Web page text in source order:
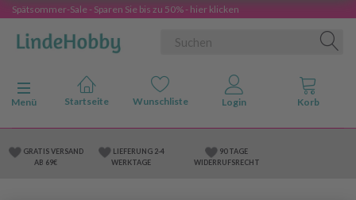
Spätsommer-Sale - Sparen Sie bis zu 50% - hier klicken
Anzeige ändern
Menü
GRATIS VERSAND
AB 69€
LIEFERUNG 2-4
WERKTAGE
90 TAGE
WIDERRUFSRECHT